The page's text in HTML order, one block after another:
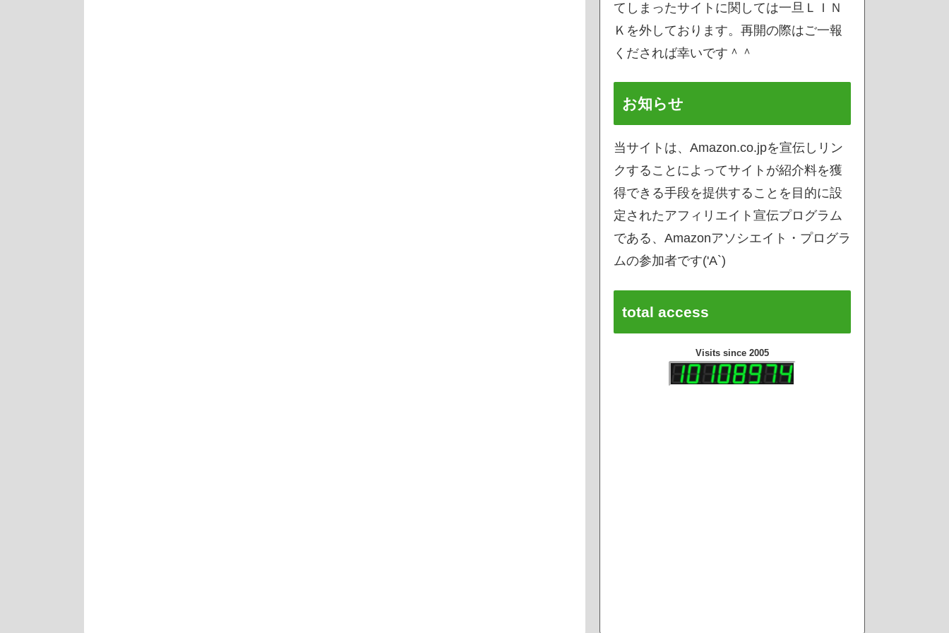
てしまったサイトに関しては一旦ＬＩＮ
Ｋを外しております。再開の際はご一報
くだされば幸いです＾＾
お知らせ
当サイトは、Amazon.co.jpを宣伝しリン
クすることによってサイトが紹介料を獲
得できる手段を提供することを目的に設
定されたアフィリエイト宣伝プログラム
である、Amazonアソシエイト・プログラ
ムの参加者です('A`)
total access
Visits since 2005